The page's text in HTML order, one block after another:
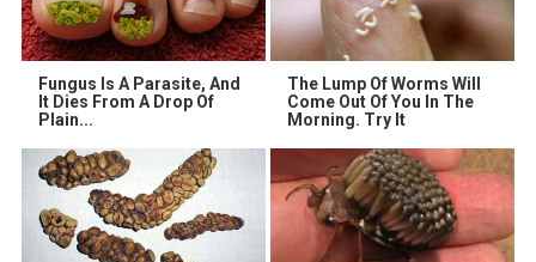
Fungus Is A Parasite, And
It Dies From A Drop Of
Plain...
The Lump Of Worms Will
Come Out Of You In The
Morning. Try It